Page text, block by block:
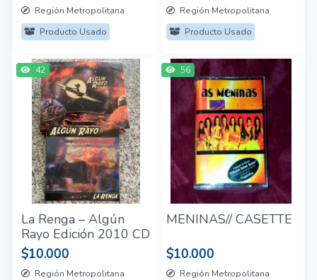
Región Metropolitana
Producto Usado
Región Metropolitana
Producto Usado
42
La Renga – Algún
Rayo Edición 2010 CD
$10.000
Región Metropolitana
56
MENINAS// CASETTE
$10.000
Región Metropolitana